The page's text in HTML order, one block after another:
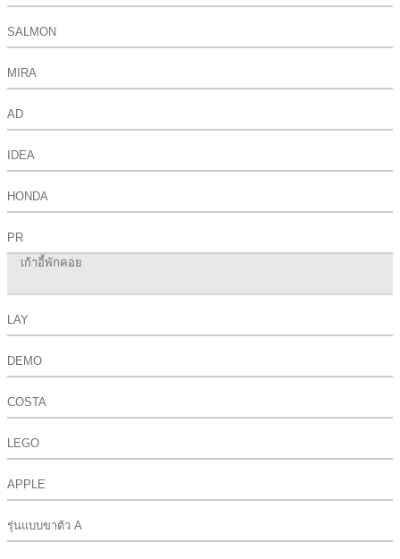
SALMON
MIRA
AD
IDEA
HONDA
PR
เก้าอี้พักคอย
LAY
DEMO
COSTA
LEGO
APPLE
รุ่นแบบขาตัว A